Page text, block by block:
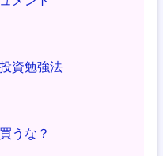
資勉強法
うな？